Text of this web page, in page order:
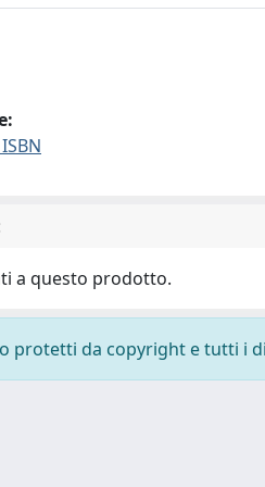
a questo prodotto.
protetti da copyright e tutti i